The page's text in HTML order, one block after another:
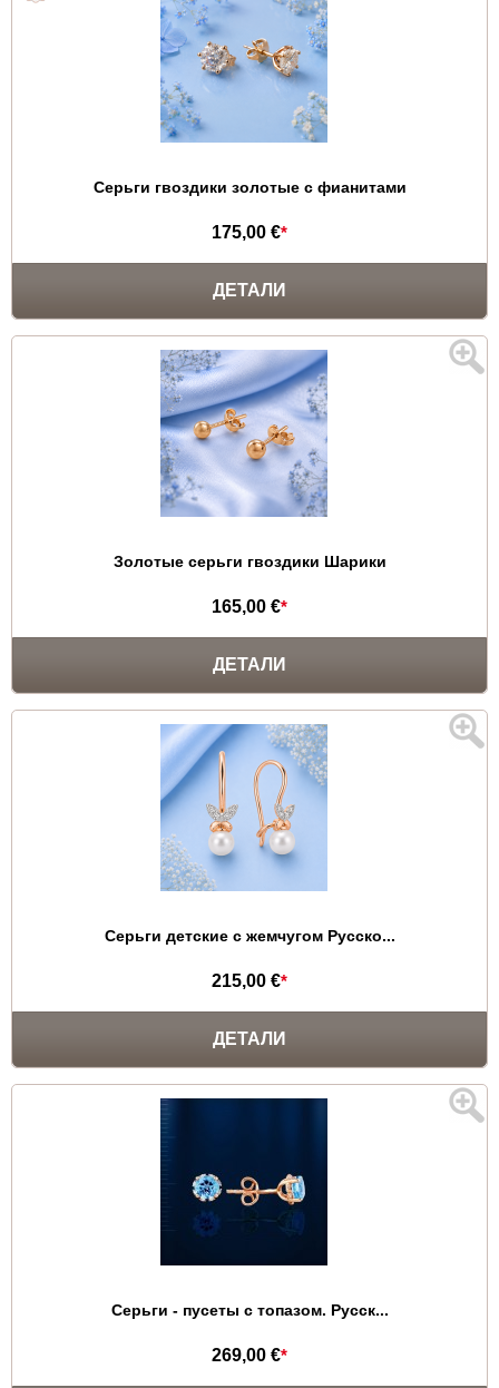
Серьги гвоздики золотые с фианитами
175,00 €*
ДЕТАЛИ
Золотые серьги гвоздики Шарики
165,00 €*
ДЕТАЛИ
Серьги детские с жемчугом Русско...
215,00 €*
ДЕТАЛИ
Серьги - пусеты с топазом. Русск...
269,00 €*